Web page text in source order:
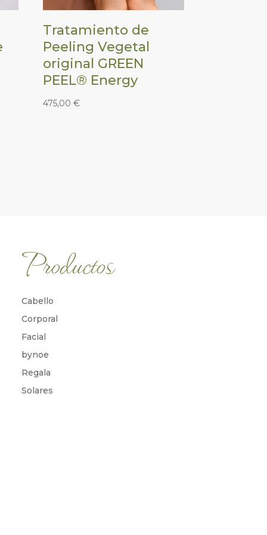
Tratamiento de
Peeling Vegetal
original GREEN
PEEL® Energy
475,00€
Productos
Cabello
Corporal
Facial
bynoe
Regala
Solares